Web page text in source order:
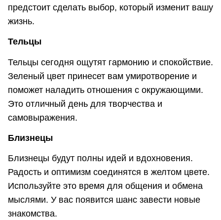
предстоит сделать выбор, который изменит вашу
жизнь.
Тельцы
Тельцы сегодня ощутят гармонию и спокойствие.
Зеленый цвет принесет вам умиротворение и
поможет наладить отношения с окружающими.
Это отличный день для творчества и
самовыражения.
Близнецы
Близнецы будут полны идей и вдохновения.
Радость и оптимизм соединятся в желтом цвете.
Используйте это время для общения и обмена
мыслями. У вас появится шанс завести новые
знакомства.